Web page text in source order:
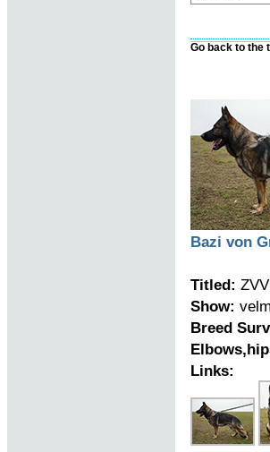
Go back to the
Bazi von
Titled:
Show:
Breed
Links: